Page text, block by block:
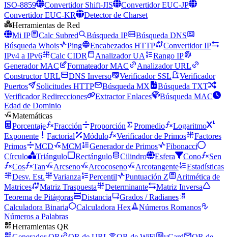
ISO-8859
Convertidor Shift-JIS
Convertidor EUC-JP
Convertidor EUC-KR
Detector de Charset
Herramientas de Red
Mi IP
Calc Subred Búsqueda IP
Búsqueda DNS
Búsqueda Whois
Ping Encabezados HTTP
Convertidor IP
IPv4 a IPv6
Calc CIDR Analizador UA
Rango IP
Generador MAC
Formateador MAC
Analizador URL
Constructor URL
DNS Inverso Verificador SSL
Verificador
Puertos
Solicitudes HTTP Búsqueda MX
Búsqueda TXT
Verificador Redirecciones
Extractor Enlaces
Búsqueda MAC
Edad de Dominio
Matemáticas
Porcentaje
Fracción Proporción Promedio
Logaritmo
Exponente
Factorial Módulo Verificador de Primos
Factores
Primos
MCD MCM Generador de Primos
Fibonacci
Círculo
Triángulo Rectángulo Cilindro Esfera Cono
Sen
Cos
Tan Arcseno Arcocoseno Arcotangente
Estadísticas
Desv. Est.
Varianza Percentil Puntuación Z
Aritmética de
Matrices
Matriz Traspuesta Determinante
Matriz Inversa
Teorema de Pitágoras
Distancia
Grados / Radianes
Calculadora Binaria
Calculadora Hex
Números Romanos
Números a Palabras
Herramientas QR